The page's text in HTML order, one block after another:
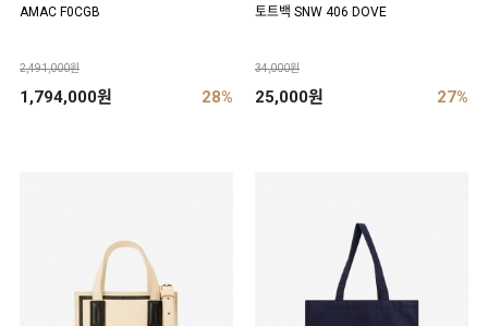
AMAC F0CGB
2,491,000원
1,794,000원 28%
토트백 SNW 406 DOVE
34,000원
25,000원 27%